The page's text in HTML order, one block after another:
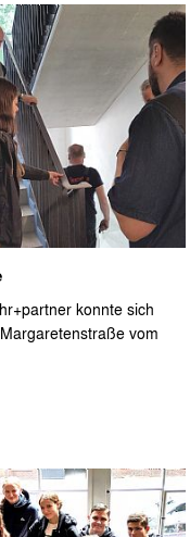
wurden durch das
Holzpergolen
Besuchern gut
und bedanken uns
für die gute
konnte sich
vom
Dachgeschoss des
ausführliche Führung
und das Feedback